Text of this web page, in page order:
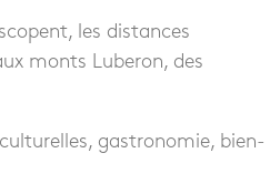
les distances
monts Luberon, des
gastronomie, bien-